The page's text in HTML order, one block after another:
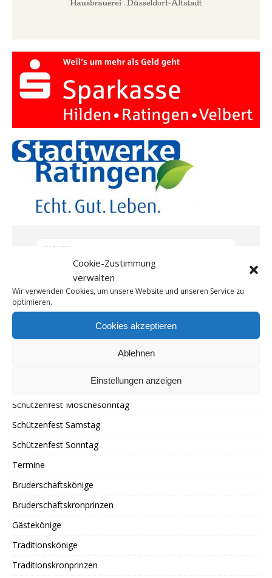
Cookie-Zustimmung
verwalten
Wir verwenden Cookies, um unsere Website und unseren Service zu
optimieren.
Cookies akzeptieren
Ablehnen
Einstellungen anzeigen
SEITEN
Live-Zeltparty Bewertung
Schützenfest Montag
Schützenfest Möschesonntag
Schützenfest Samstag
Schützenfest Sonntag
Termine
Bruderschaftskönige
Bruderschaftskronprinzen
Gästekönige
Traditionskönige
Traditionskronprinzen